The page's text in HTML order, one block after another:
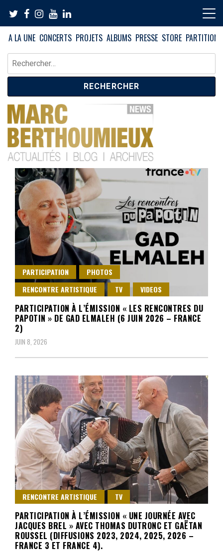
content
A LA UNE CONCERTS PROJETS ALBUMS PRESSE STORE PARTITIONS
Rechercher :
Blog Marc Berthoumieux
News – Blog – Archives
PARTICIPATION
PHOTOS
RENCONTRE ARTISTIQUE
TV VIDEOS
PARTICIPATION À L’ÉMISSION « LES RENCONTRES DU
PAPOTIN » DE GAD ELMALEH (6 JUIN 2026 – FRANCE
2)
JUIN 8, 2026
RENCONTRE ARTISTIQUE TV
PARTICIPATION À L’ÉMISSION « UNE JOURNÉE AVEC
JACQUES BREL » AVEC THOMAS DUTRONC ET GAËTAN
ROUSSEL (DIFFUSIONS 2023, 2024, 2025, 2026 –
FRANCE 3 ET FRANCE 4).